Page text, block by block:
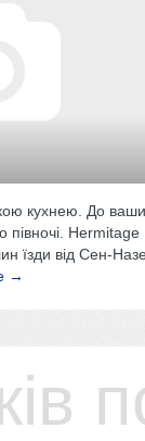
кухнею. До
півночі.
їзди від Сен-
→